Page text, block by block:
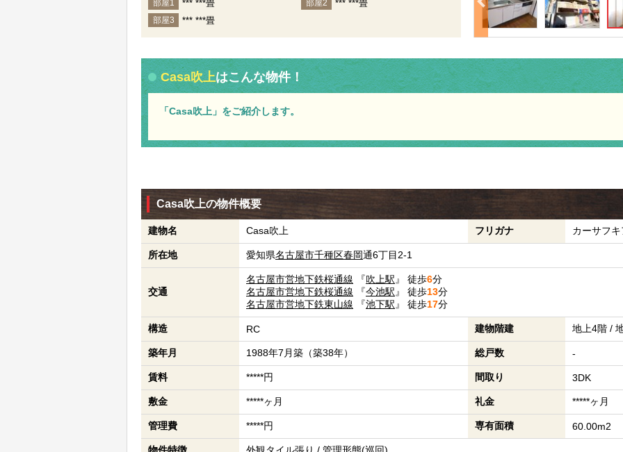
部屋1 *** ***畳 部屋2 *** ***畳
部屋3 *** ***畳
Casa吹上はこんな物件！
「Casa吹上」をご紹介します。
Casa吹上の物件概要
建物名 Casa吹上 フリガナ カーサフ
所在地 愛知県名古屋市千種区春岡通6丁目2-1
交通
名古屋市営地下鉄桜通線 『吹上駅 』 徒歩6分
名古屋市営地下鉄桜通線 『今池駅 』 徒歩13分
名古屋市営地下鉄東山線 『池下駅 』 徒歩17分
構造 RC 建物階建 地上4階 /
築年月 1988年7月築（築38年） 総戸数 -
賃料 *****円 間取り 3DK
敷金 *****ヶ月 礼金 *****ヶ月
管理費 *****円 専有面積 60.00m2